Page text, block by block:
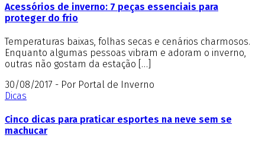
Acessórios de inverno: 7 peças essenciais para
proteger do frio
Temperaturas baixas, folhas secas e cenários charmosos.
Enquanto algumas pessoas vibram e adoram o inverno,
outras não gostam da estação […]
30/08/2017 - Por Portal de Inverno
Dicas
Cinco dicas para praticar esportes na neve sem se
machucar